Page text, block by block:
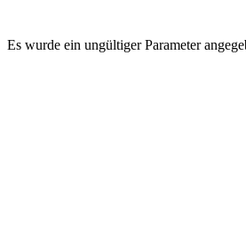
Es wurde ein ungültiger Parameter